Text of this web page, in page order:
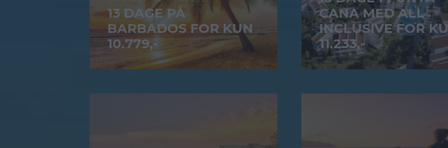
13 DAGE PÅ
BARBADOS FOR KUN
10.779,-
CANA MED ALL
INCLUSIVE FOR
11.233,-